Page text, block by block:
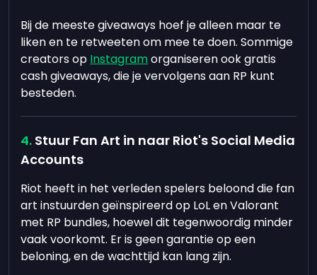
Bij de meeste giveaways hoef je alleen maar te
liken en te retweeten om mee te doen. Sommige
creators op Instagramorganiseren ook gratis
cash giveaways, die je vervolgens aan RP kunt
besteden.
Stuur Fan Art in naar Riot's Social Media
Accounts
Riot heeft in het verleden spelers beloond die fan
art instuurden geïnspireerd op LoL en Valorant
met RP bundles, hoewel dit tegenwoordig minder
vaak voorkomt. Er is geen garantie op een
beloning, en de wachttijd kan lang zijn.